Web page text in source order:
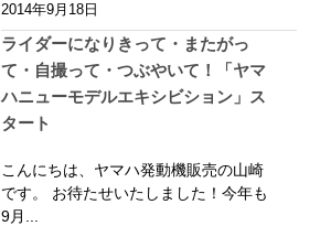
2014年9月18日
ライダーになりきって・またがっ
て・自撮って・つぶやいて！「ヤマ
ハニューモデルエキシビション」ス
タート
こんにちは、ヤマハ発動機販売の山崎
です。 お待たせいたしました！今年も
9月...